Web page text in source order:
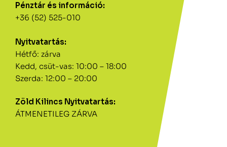
Pénztár és információ:
+36 (52) 525-010
Nyitvatartás:
Hétfő: zárva
Kedd, csüt-vas: 10:00 – 18:00
Szerda: 12:00 – 20:00
Zöld Kilincs Nyitvatartás:
ÁTMENETILEG ZÁRVA